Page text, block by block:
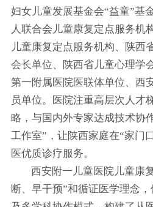
妇女儿童发展基金会“益童”基
人联合会儿童康复定点服务机
儿童康复定点服务机构、陕西
会长单位、陕西省儿童心理学
第一附属医院医联体单位、西
员单位。医院注重高层次人才
略，与国内外专家达成技术协
工作室”，让陕西家庭在“家门
医优质诊疗服务。
西安附一儿童医院儿童康
断、早干预”和循证医学理念